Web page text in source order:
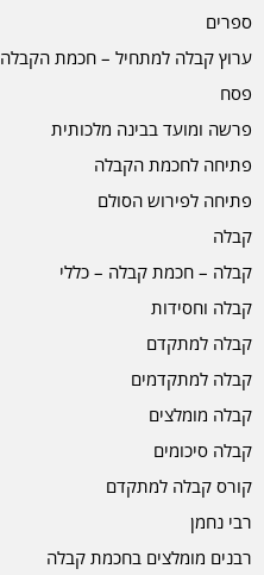
ספרים
ערוץ קבלה למתחיל – חכמת הקבלה
פסח
פרשה ומועד בבינה מלכותית
פתיחה לחכמת הקבלה
פתיחה לפירוש הסולם
קבלה
קבלה – חכמת קבלה – כללי
קבלה וחסידות
קבלה למתקדם
קבלה למתקדמים
קבלה מומלצים
קבלה סיכומים
קורס קבלה למתקדם
רבי נחמן
רבנים מומלצים בחכמת קבלה